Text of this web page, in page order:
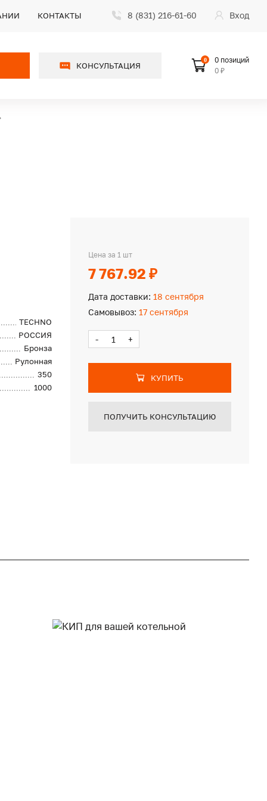
КОНТАКТЫ 8 (831) 216-61-60 Вход
КОНСУЛЬТАЦИЯ
0
0 позиций
0 ₽
TECHNO
РОССИЯ
Бронза
Рулонная
350
1000
Цена за 1 шт
7 767.92 ₽
Дата доставки: 18 сентября
Самовывоз: 17 сентября
- +
КУПИТЬ
ПОЛУЧИТЬ КОНСУЛЬТАЦИЮ